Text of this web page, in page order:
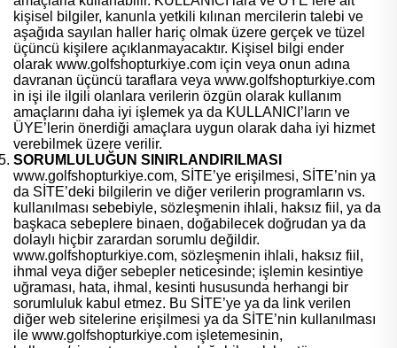
kişisel bilgiler, kanunla yetkili kılınan mercilerin talebi ve
aşağıda sayılan haller hariç olmak üzere gerçek ve tüzel
üçüncü kişilere açıklanmayacaktır. Kişisel bilgi ender
olarak www.golfshopturkiye.com için veya onun adına
davranan üçüncü taraflara veya www.golfshopturkiye.com
in işi ile ilgili olanlara verilerin özgün olarak kullanım
amaçlarını daha iyi işlemek ya da KULLANICI’ların ve
ÜYE’lerin önerdiği amaçlara uygun olarak daha iyi hizmet
verebilmek üzere verilir.
SORUMLULUĞUN SINIRLANDIRILMASI
www.golfshopturkiye.com, SİTE’ye erişilmesi, SİTE’nin ya
da SİTE’deki bilgilerin ve diğer verilerin programların vs.
kullanılması sebebiyle, sözleşmenin ihlali, haksız fiil, ya da
başkaca sebeplere binaen, doğabilecek doğrudan ya da
dolaylı hiçbir zarardan sorumlu değildir.
www.golfshopturkiye.com, sözleşmenin ihlali, haksız fiil,
ihmal veya diğer sebepler neticesinde; işlemin kesintiye
uğraması, hata, ihmal, kesinti hususunda herhangi bir
sorumluluk kabul etmez. Bu SİTE’ye ya da link verilen
diğer web sitelerine erişilmesi ya da SİTE’nin kullanılması
ile www.golfshopturkiye.com işletemesinin,